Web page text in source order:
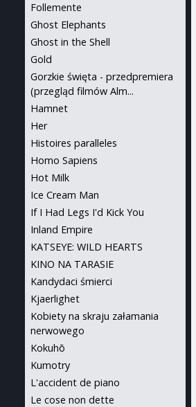
Follemente
Ghost Elephants
Ghost in the Shell
Gold
Gorzkie święta - przedpremiera
(przegląd filmów Alm...
Hamnet
Her
Histoires paralleles
Homo Sapiens
Hot Milk
Ice Cream Man
If I Had Legs I'd Kick You
Inland Empire
KATSEYE: WILD HEARTS
KINO NA TARASIE
Kandydaci śmierci
Kjaerlighet
Kobiety na skraju załamania
nerwowego
Kokuhō
Kumotry
L'accident de piano
Le cose non dette